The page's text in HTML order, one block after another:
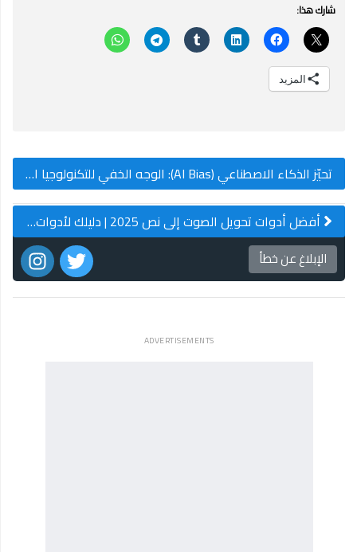
شارك هذا:
المزيد
تحيّز الذكاء الاصطناعي (AI Bias): الوجه الخفي للتكنولوجيا الذكية
أفضل أدوات تحويل الصوت إلى نص 2025 | دليلك لأدوات دقيقة وسهلة الاستخدام
الإبلاغ عن خطأ
ADVERTISEMENTS